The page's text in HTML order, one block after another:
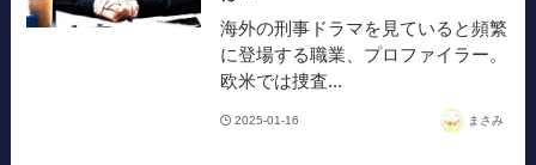
海外の刑事ドラマを見ていると頻繁
に登場する職業、プロファイラー。
欧米では捜査...
2025-01-16 まさみ